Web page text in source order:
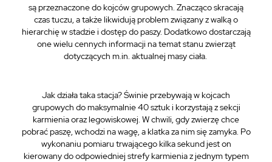
są przeznaczone do kojców grupowych. Znacząco skracają
czas tuczu, a także likwidują problem związany z walką o
hierarchię w stadzie i dostęp do paszy. Dodatkowo dostarczają
one wielu cennych informacji na temat stanu zwierząt
dotyczących m.in. aktualnej masy ciała.
Jak działa taka stacja? Świnie przebywają w kojcach
grupowych do maksymalnie 40 sztuk i korzystają z sekcji
karmienia oraz legowiskowej. W chwili, gdy zwierzę chce
pobrać paszę, wchodzi na wagę, a klatka za nim się zamyka. Po
wykonaniu pomiaru trwającego kilka sekund jest on
kierowany do odpowiedniej strefy karmienia z jednym typem